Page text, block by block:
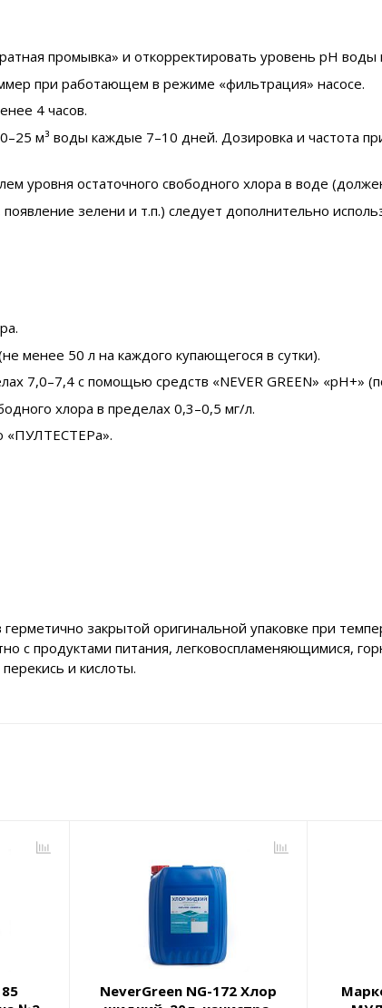
промывка» и откорректировать уровень pH воды
при работающем в режиме «фильтрация» насосе.
4 часов.
м³ воды каждые 7–10 дней. Дозировка и частота
уровня остаточного свободного хлора в воде
зелени и т.п.) следует дополнительно
менее 50 л на каждого купающегося в сутки).
7,0–7,4 с помощью средств «NEVER GREEN» «pH+»
хлора в пределах 0,3–0,5 мг/л.
«ПУЛТЕСТЕРа».
закрытой оригинальной упаковке при
с продуктами питания, легковоспламеняющимися,
и кислоты.
NeverGreen NG-172 Хлор